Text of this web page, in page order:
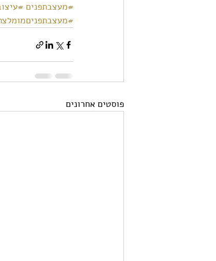
#מעצבתפנים
פוסטים אחרונים